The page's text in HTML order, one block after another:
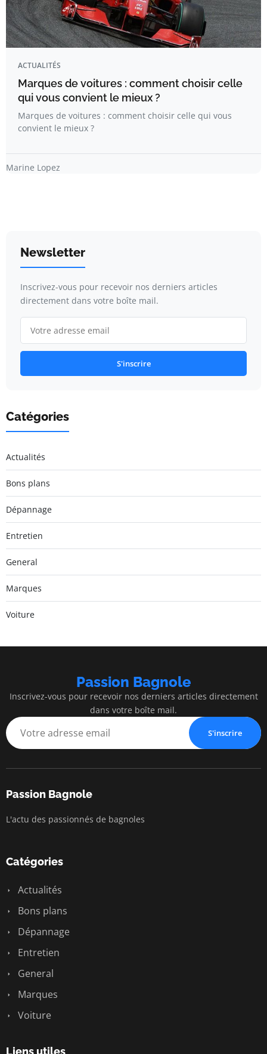
ACTUALITÉS
Marques de voitures : comment choisir celle
qui vous convient le mieux ?
Marques de voitures : comment choisir celle qui vous
convient le mieux ?
Marine Lopez
Newsletter
Inscrivez-vous pour recevoir nos derniers articles
directement dans votre boîte mail.
S'inscrire
Catégories
Actualités
Bons plans
Dépannage
Entretien
General
Marques
Voiture
Passion Bagnole
Inscrivez-vous pour recevoir nos derniers articles directement
dans votre boîte mail.
S'inscrire
Passion Bagnole
L'actu des passionnés de bagnoles
Catégories
Actualités
Bons plans
Dépannage
Entretien
General
Marques
Voiture